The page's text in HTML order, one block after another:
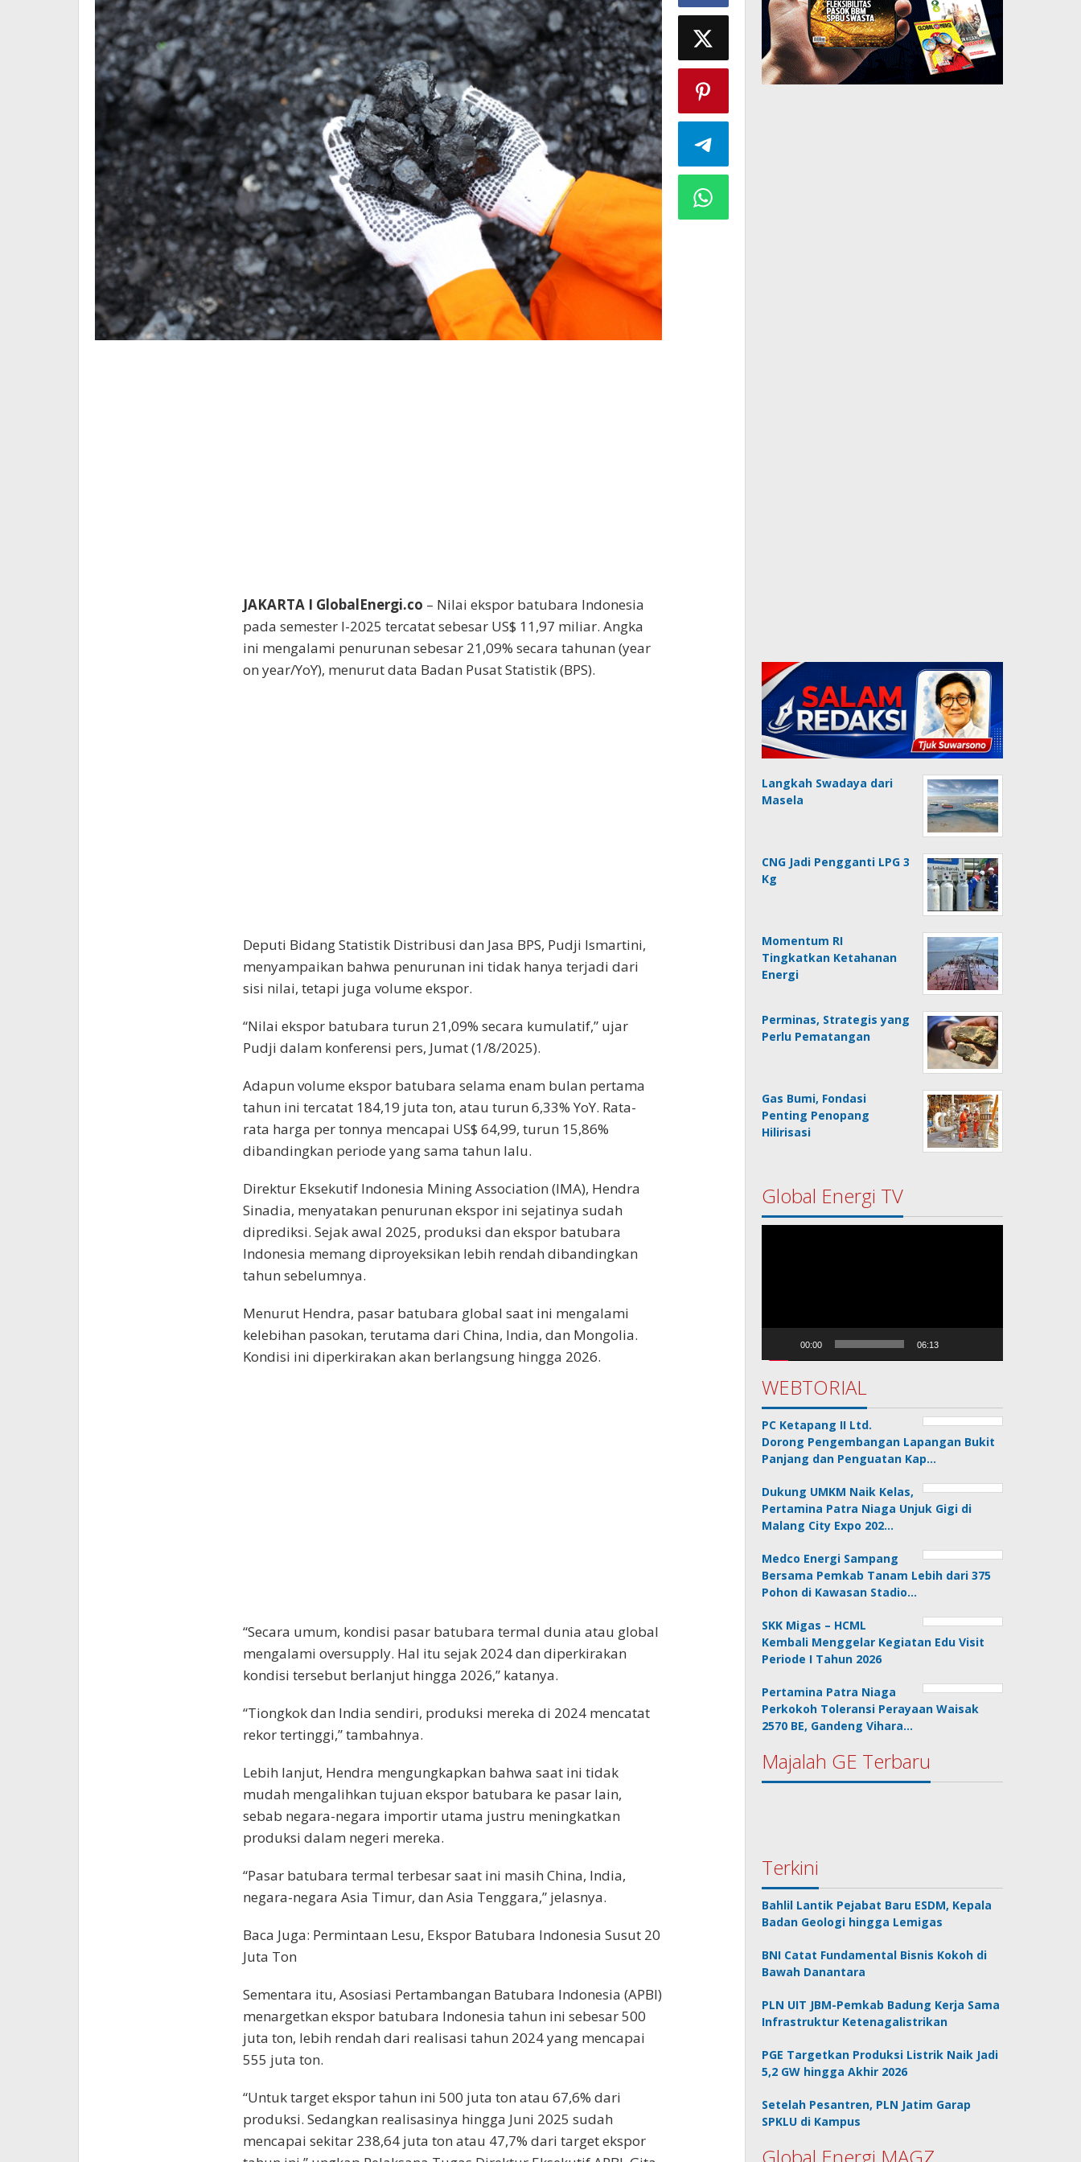
JAKARTA I GlobalEnergi.co – Nilai ekspor batubara Indonesia
pada semester I-2025 tercatat sebesar US$ 11,97 miliar. Angka
ini mengalami penurunan sebesar 21,09% secara tahunan (year
on year/YoY), menurut data Badan Pusat Statistik (BPS).
Deputi Bidang Statistik Distribusi dan Jasa BPS, Pudji Ismartini,
menyampaikan bahwa penurunan ini tidak hanya terjadi dari
sisi nilai, tetapi juga volume ekspor.
“Nilai ekspor batubara turun 21,09% secara kumulatif,” ujar
Pudji dalam konferensi pers, Jumat (1/8/2025).
Adapun volume ekspor batubara selama enam bulan pertama
tahun ini tercatat 184,19 juta ton, atau turun 6,33% YoY. Rata-
rata harga per tonnya mencapai US$ 64,99, turun 15,86%
dibandingkan periode yang sama tahun lalu.
Direktur Eksekutif Indonesia Mining Association (IMA), Hendra
Sinadia, menyatakan penurunan ekspor ini sejatinya sudah
diprediksi. Sejak awal 2025, produksi dan ekspor batubara
Indonesia memang diproyeksikan lebih rendah dibandingkan
tahun sebelumnya.
Menurut Hendra, pasar batubara global saat ini mengalami
kelebihan pasokan, terutama dari China, India, dan Mongolia.
Kondisi ini diperkirakan akan berlangsung hingga 2026.
“Secara umum, kondisi pasar batubara termal dunia atau global
mengalami oversupply. Hal itu sejak 2024 dan diperkirakan
kondisi tersebut berlanjut hingga 2026,” katanya.
“Tiongkok dan India sendiri, produksi mereka di 2024 mencatat
rekor tertinggi,” tambahnya.
Lebih lanjut, Hendra mengungkapkan bahwa saat ini tidak
mudah mengalihkan tujuan ekspor batubara ke pasar lain,
sebab negara-negara importir utama justru meningkatkan
produksi dalam negeri mereka.
“Pasar batubara termal terbesar saat ini masih China, India,
negara-negara Asia Timur, dan Asia Tenggara,” jelasnya.
Baca Juga: Permintaan Lesu, Ekspor Batubara Indonesia Susut 20
Juta Ton
Sementara itu, Asosiasi Pertambangan Batubara Indonesia (APBI)
menargetkan ekspor batubara Indonesia tahun ini sebesar 500
juta ton, lebih rendah dari realisasi tahun 2024 yang mencapai
555 juta ton.
“Untuk target ekspor tahun ini 500 juta ton atau 67,6% dari
produksi. Sedangkan realisasinya hingga Juni 2025 sudah
mencapai sekitar 238,64 juta ton atau 47,7% dari target ekspor
Langkah Swadaya dari
Masela
CNG Jadi Pengganti LPG 3
Kg
Momentum RI
Tingkatkan Ketahanan
Energi
Perminas, Strategis yang
Perlu Pematangan
Gas Bumi, Fondasi
Penting Penopang
Hilirisasi
Global Energi TV
00:00 06:13
WEBTORIAL
PC Ketapang II Ltd.
Dorong Pengembangan Lapangan Bukit
Panjang dan Penguatan Kap…
Dukung UMKM Naik Kelas,
Pertamina Patra Niaga Unjuk Gigi di
Malang City Expo 202…
Medco Energi Sampang
Bersama Pemkab Tanam Lebih dari 375
Pohon di Kawasan Stadio…
SKK Migas – HCML
Kembali Menggelar Kegiatan Edu Visit
Periode I Tahun 2026
Pertamina Patra Niaga
Perkokoh Toleransi Perayaan Waisak
2570 BE, Gandeng Vihara…
Majalah GE Terbaru
Terkini
Bahlil Lantik Pejabat Baru ESDM, Kepala
Badan Geologi hingga Lemigas
BNI Catat Fundamental Bisnis Kokoh di
Bawah Danantara
PLN UIT JBM-Pemkab Badung Kerja Sama
Infrastruktur Ketenagalistrikan
PGE Targetkan Produksi Listrik Naik Jadi
5,2 GW hingga Akhir 2026
Setelah Pesantren, PLN Jatim Garap
SPKLU di Kampus